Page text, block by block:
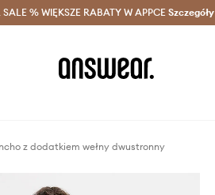
Club > Dostawa nawet w 24h >
SALE % WIĘKSZE RABATY W APPCESzczegóły
z dodatkiem wełny dwustronny